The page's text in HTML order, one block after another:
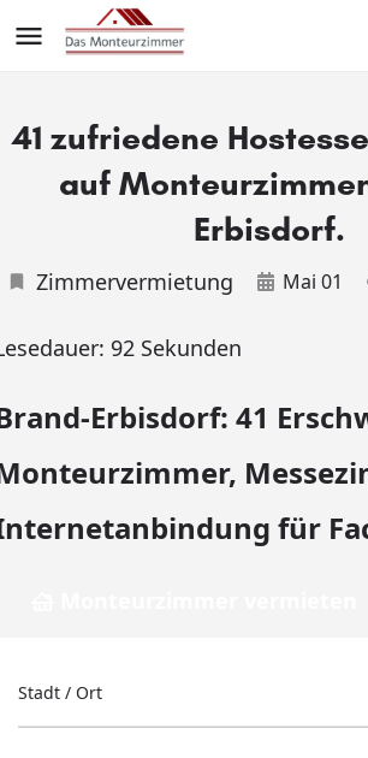
41 zufriedene
auf
Erbisdorf.
Zimmervermietung Mai 01
92 Sekunden
Erbisdorf: 41
für
Stadt / Ort